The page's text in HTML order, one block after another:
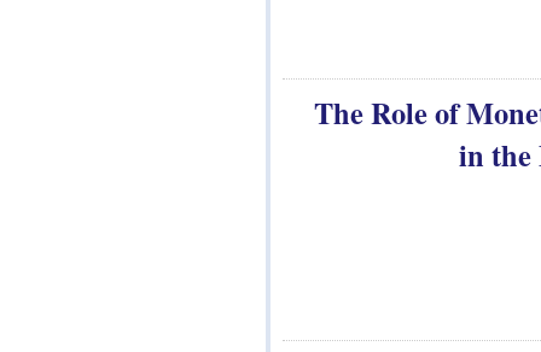
The Role